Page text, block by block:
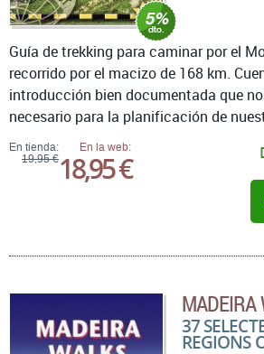
En tienda:
19,95 €
En la web:
18,95 €
Guía de trekking para caminar por el
recorrido por el macizo de 168 km.
introducción bien documentada que
necesario para la planificación de
MADEIRA
37
REGIONS